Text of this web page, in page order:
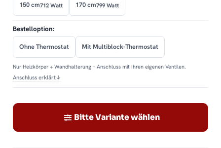
150 cm712 Watt 170 cm799 Watt
Bestelloption:
Ohne Thermostat Mit Multiblock-Thermostat
Nur Heizkörper + Wandhalterung – Anschluss mit Ihren eigenen Ventilen.
Anschluss erklärt↓
Bitte Variante wählen